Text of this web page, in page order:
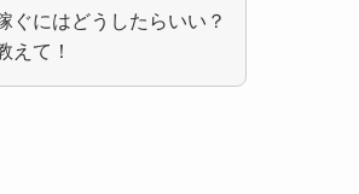
ぐにはどうしたらいい？
えて！